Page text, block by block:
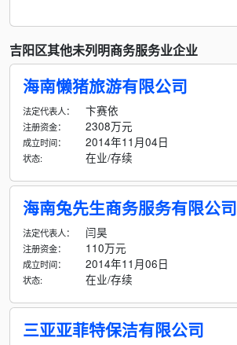
吉阳区其他未列明商务服务业企业
海南懒猪旅游有限公司
法定代表人： 卞赛依
注册资金： 2308万元
成立时间： 2014年11月04日
状态: 在业/存续
海南兔先生商务服务有限公司
法定代表人： 闫昊
注册资金： 110万元
成立时间： 2014年11月06日
状态: 在业/存续
三亚亚菲特保洁有限公司